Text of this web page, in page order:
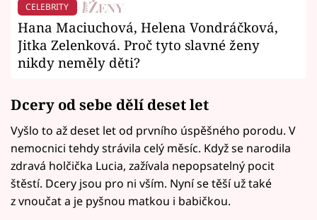
CELEBRITY
Hana Maciuchová, Helena Vondráčková,
Jitka Zelenková. Proč tyto slavné ženy
nikdy neměly děti?
Dcery od sebe dělí deset let
Vyšlo to až deset let od prvního úspěšného porodu. V
nemocnici tehdy strávila celý měsíc. Když se narodila
zdravá holčička Lucia, zažívala nepopsatelný pocit
štěstí. Dcery jsou pro ni vším. Nyní se těší už také
z vnoučat a je pyšnou matkou i babičkou.